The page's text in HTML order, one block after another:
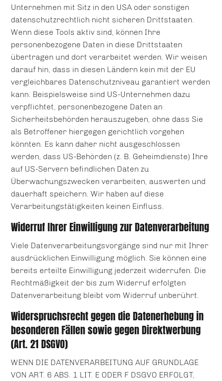
Unternehmen mit Sitz in den USA oder sonstigen
datenschutzrechtlich nicht sicheren Drittstaaten.
Wenn diese Tools aktiv sind, können Ihre
personenbezogene Daten in diese Drittstaaten
übertragen und dort verarbeitet werden. Wir weisen
darauf hin, dass in diesen Ländern kein mit der EU
vergleichbares Datenschutzniveau garantiert werden
kann. Beispielsweise sind US-Unternehmen dazu
verpflichtet, personenbezogene Daten an
Sicherheitsbehörden herauszugeben, ohne dass Sie
als Betroffener hiergegen gerichtlich vorgehen
könnten. Es kann daher nicht ausgeschlossen
werden, dass US-Behörden (z. B. Geheimdienste) Ihre
auf US-Servern befindlichen Daten zu
Überwachungszwecken verarbeiten, auswerten und
dauerhaft speichern. Wir haben auf diese
Verarbeitungstätigkeiten keinen Einfluss.
Widerruf Ihrer Einwilligung zur Datenverarbeitung
Viele Datenverarbeitungsvorgänge sind nur mit Ihrer
ausdrücklichen Einwilligung möglich. Sie können eine
bereits erteilte Einwilligung jederzeit widerrufen. Die
Rechtmäßigkeit der bis zum Widerruf erfolgten
Datenverarbeitung bleibt vom Widerruf unberührt.
Widerspruchsrecht gegen die Datenerhebung in
besonderen Fällen sowie gegen Direktwerbung
(Art. 21 DSGVO)
WENN DIE DATENVERARBEITUNG AUF GRUNDLAGE
VON ART. 6 ABS. 1 LIT. E ODER F DSGVO ERFOLGT,